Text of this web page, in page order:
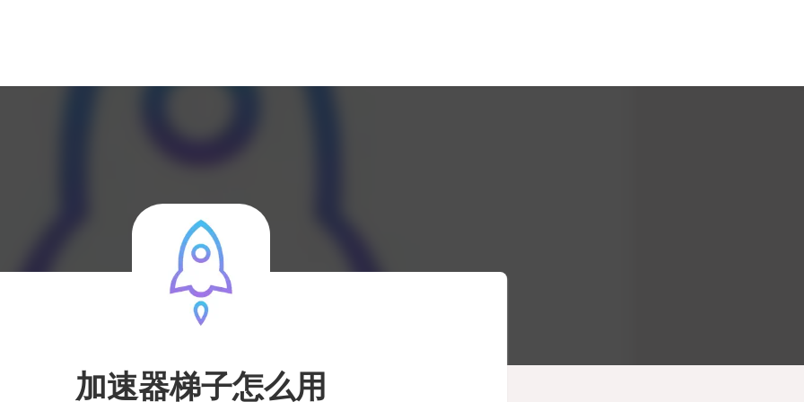
加速器梯子怎么用